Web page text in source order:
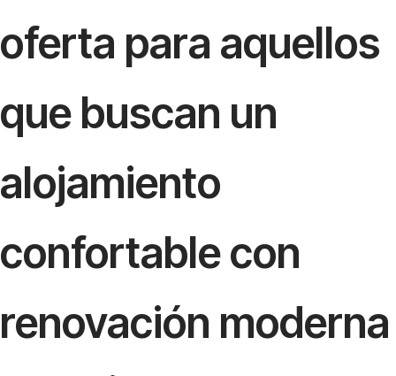
oferta para aquellos
que buscan un
alojamiento
confortable con
renovación moderna